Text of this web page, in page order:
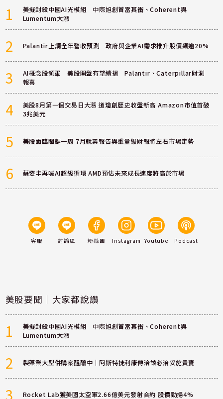
1
美擬封殺中國AI光模組 中際旭創首當其衝、Coherent與
Lumentum大漲
2 Palantir上調全年營收預測 政府與企業AI需求推升股價飆逾20%
3
AI概念股領軍 美股開盤有望續揚 Palantir、Caterpillar財測
報喜
4
美股8月第一個交易日大漲 道瓊創歷史收盤新高 Amazon市值首破
3兆美元
5 美股面臨關鍵一周 7月就業報告與重量級財報將左右市場走勢
6 蘇姿丰再喊AI超級循環 AMD預估未來成長速度將高於市場
客服 討論區 粉絲團 Instagram Youtube Podcast
美股要聞｜大家都說讚
1
美擬封殺中國AI光模組 中際旭創首當其衝、Coherent與
Lumentum大漲
2 製藥業大型併購案醞釀中｜阿斯特捷利康傳洽談必治妥施貴寶
3 Rocket Lab獲美國太空軍2.66億美元發射合約 股價勁揚4%